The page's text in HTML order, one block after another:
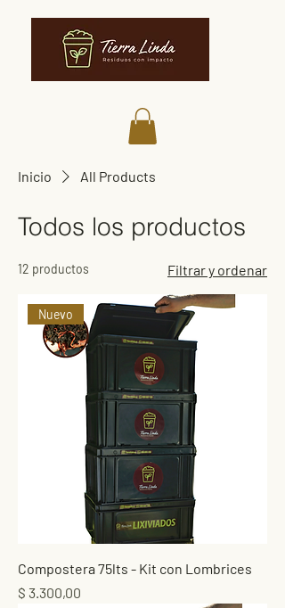
Inicio All Products
Todos los productos
12 productos Filtrar y ordenar
Nuevo
Compostera 75lts - Kit con Lombrices
Precio
$ 3.300,00